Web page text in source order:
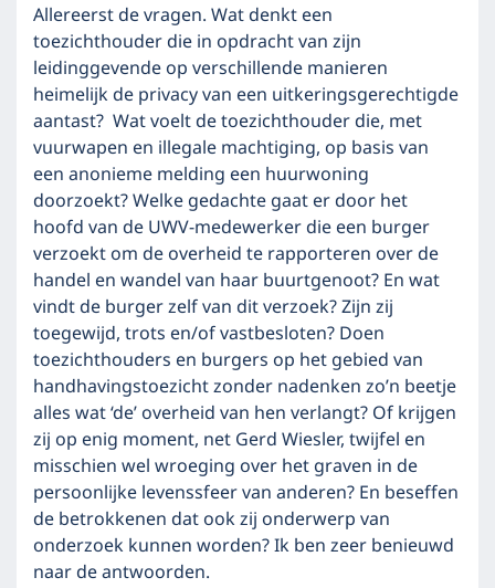
Allereerst de vragen. Wat denkt een
toezichthouder die in opdracht van zijn
leidinggevende op verschillende manieren
heimelijk de privacy van een uitkeringsgerechtigde
aantast? Wat voelt de toezichthouder die, met
vuurwapen en illegale machtiging, op basis van
een anonieme melding een huurwoning
doorzoekt? Welke gedachte gaat er door het
hoofd van de UWV-medewerker die een burger
verzoekt om de overheid te rapporteren over de
handel en wandel van haar buurtgenoot? En wat
vindt de burger zelf van dit verzoek? Zijn zij
toegewijd, trots en/of vastbesloten? Doen
toezichthouders en burgers op het gebied van
handhavingstoezicht zonder nadenken zo’n beetje
alles wat ‘de’ overheid van hen verlangt? Of krijgen
zij op enig moment, net Gerd Wiesler, twijfel en
misschien wel wroeging over het graven in de
persoonlijke levenssfeer van anderen? En beseffen
de betrokkenen dat ook zij onderwerp van
onderzoek kunnen worden? Ik ben zeer benieuwd
naar de antwoorden.